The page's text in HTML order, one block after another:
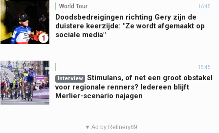
1
World Tour 16:45
Doodsbedreigingen richting Gery zijn de
duistere keerzijde: "Ze wordt afgemaakt op
sociale media"
15:45
Interview
Stimulans, of net een groot obstakel
voor regionale renners? Iedereen blijft
Merlier-scenario najagen
▼ Ad by Refinery89